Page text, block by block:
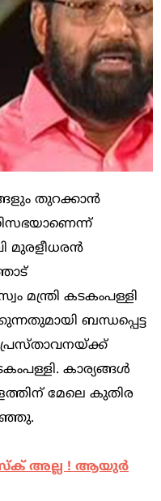
തുറക്കാൻ
മുരളീധരൻ
മന്ത്രി കടകംപള്ളി
ബന്ധപ്പെട്ട
പ്രസ്താവനയ്ക്ക്
കാര്യങ്ങൾ
മേലെ കുതിര
അല്ല ! ആയുർ